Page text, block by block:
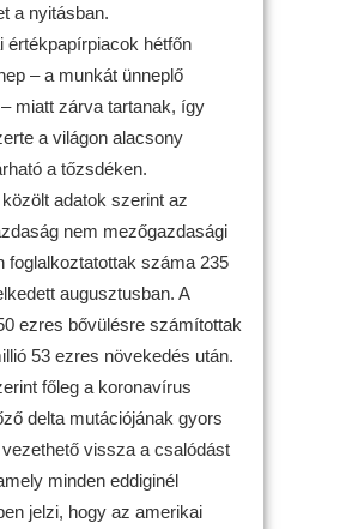
a nyitásban.
értékpapírpiacok hétfőn
– a munkát ünneplő
miatt zárva tartanak, így
a világon alacsony
a tőzsdéken.
adatok szerint az
nem mezőgazdasági
foglalkoztatottak száma 235
augusztusban. A
ezres bővülésre számítottak
53 ezres növekedés után.
főleg a koronavírus
delta mutációjának gyors
vissza a csalódást
minden eddiginél
jelzi, hogy az amerikai